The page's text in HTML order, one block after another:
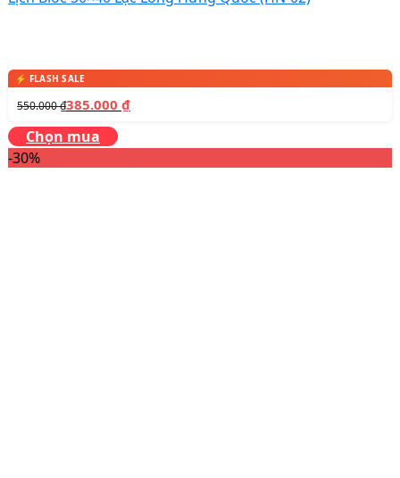
550.000₫385.000 ₫
Chọn mua
-30%